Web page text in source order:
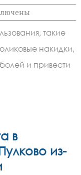
такие
накидки,
и привести
в
из-